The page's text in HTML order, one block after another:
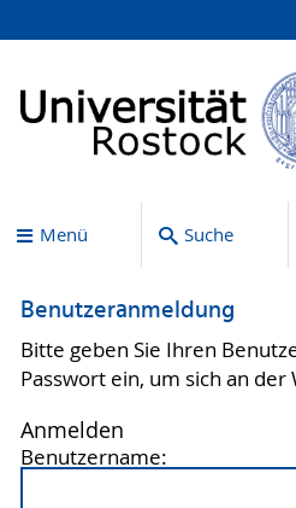
Menü Suche
Benutzeranmeldung
Bitte geben Sie Ihren
Passwort ein, um sich an
Anmelden
Benutzername: